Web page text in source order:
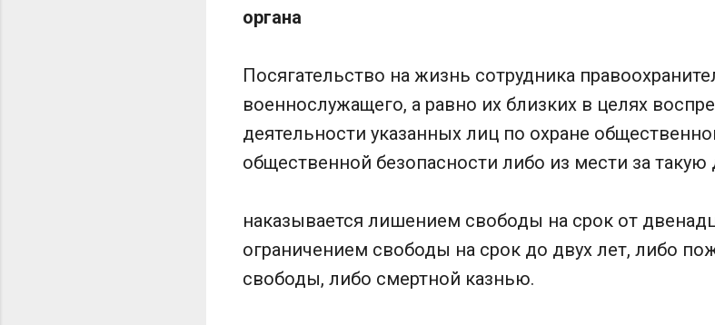
органа
Посягательство на жизнь сотрудника
военнослужащего, а равно их близких в целях
деятельности указанных лиц по охране
общественной безопасности либо из мести за такую
наказывается лишением свободы на срок от
ограничением свободы на срок до двух лет, либо
свободы, либо смертной казнью.